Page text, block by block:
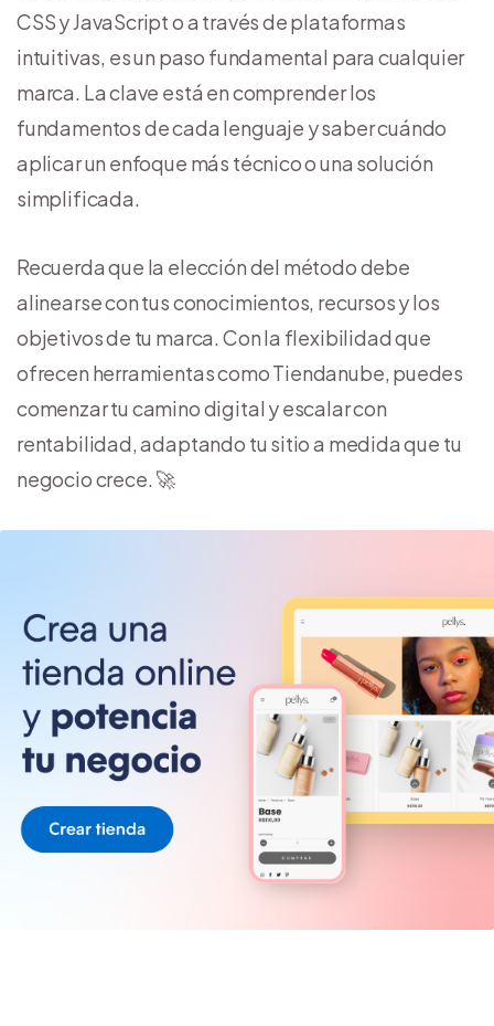
CSS y JavaScript o a través de plataformas
intuitivas, es un paso fundamental para cualquier
marca. La clave está en comprender los
fundamentos de cada lenguaje y saber cuándo
aplicar un enfoque más técnico o una solución
simplificada.
Recuerda que la elección del método debe
alinearse con tus conocimientos, recursos y los
objetivos de tu marca. Con la flexibilidad que
ofrecen herramientas como Tiendanube, puedes
comenzar tu camino digital y escalar con
rentabilidad, adaptando tu sitio a medida que tu
negocio crece. 🚀